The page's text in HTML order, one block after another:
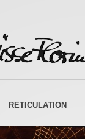
RETICULATION